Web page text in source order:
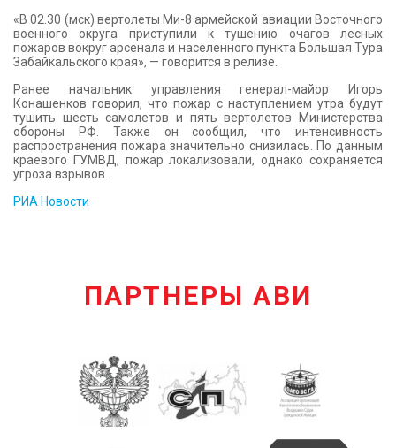
«В 02.30 (мск) вертолеты Ми-8 армейской авиации Восточного
военного округа приступили к тушению очагов лесных
пожаров вокруг арсенала и населенного пункта Большая Тура
Забайкальского края», — говорится в релизе.
Ранее начальник управления генерал-майор Игорь
Конашенков говорил, что пожар с наступлением утра будут
тушить шесть самолетов и пять вертолетов Министерства
обороны РФ. Также он сообщил, что интенсивность
распространения пожара значительно снизилась. По данным
краевого ГУМВД, пожар локализовали, однако сохраняется
угроза взрывов.
РИА Новости
ПАРТНЕРЫ АВИ